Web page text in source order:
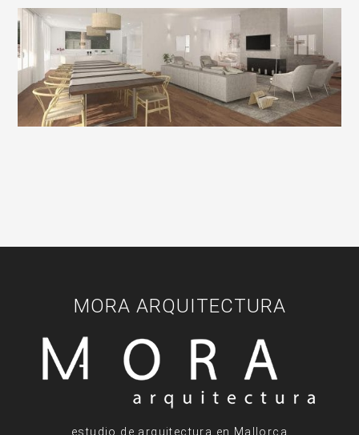
MORA ARQUITECTURA
estudio de arquitectura en Mallorca